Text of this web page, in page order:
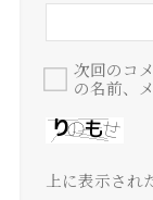
次回のコ
の名前、
上に表示され